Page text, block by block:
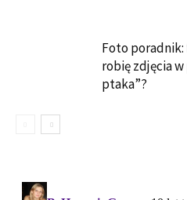
Foto poradnik:
robię zdjęcia
ptaka”?